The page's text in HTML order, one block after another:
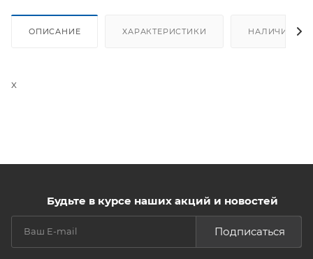
ОПИСАНИЕ ХАРАКТЕРИСТИКИ НАЛИЧИЕ
х
Будьте в курсе наших акций и новостей
Подписаться